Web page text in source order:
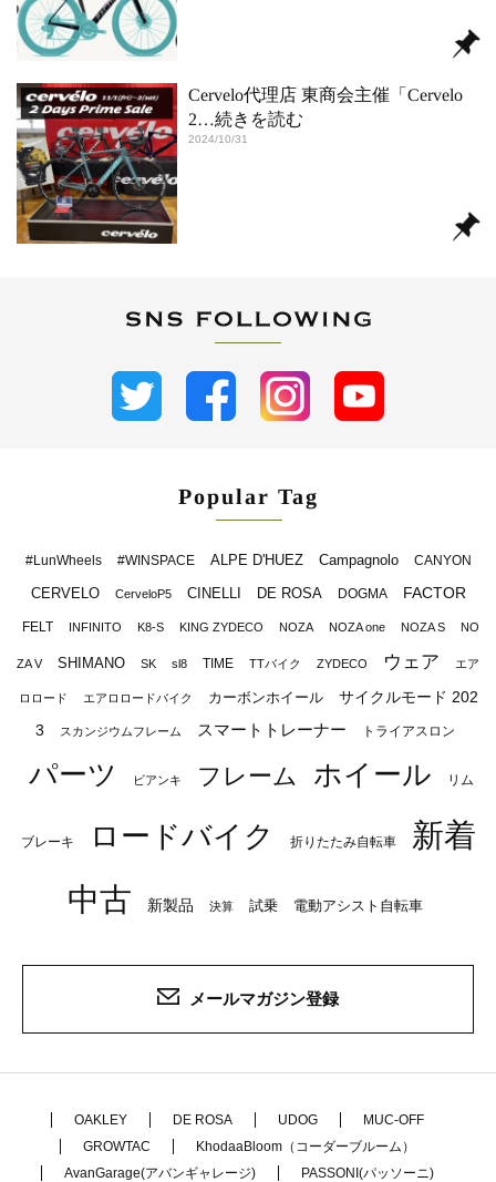
Cervelo代理店 東商会主催「Cervelo
2…続きを読む
2024/10/31
Popular Tag
#LunWheels #WINSPACE ALPE D'HUEZ Campagnolo CANYON
CERVELO CerveloP5 CINELLI DE ROSA DOGMA FACTOR
FELT INFINITO K8-S KING ZYDECO NOZA NOZA one NOZA S NO
ZA V SHIMANO SK sl8 TIME TTバイク ZYDECO ウェア エア
ロロード エアロロードバイク カーボンホイール
サイクルモード 202
3
スカンジウムフレーム スマートトレーナー トライアスロン
パーツ ビアンキ フレーム ホイール リム
ブレーキ ロードバイク 折りたたみ自転車
新着
中古
新製品 決算 試乗 電動アシスト自転車
メールマガジン登録
OAKLEY DE ROSA UDOG
MUC-OFF
GROWTAC
KhodaaBloom（コーダーブルーム）
AvanGarage(アバンギャレージ)
PASSONI(パッソーニ)